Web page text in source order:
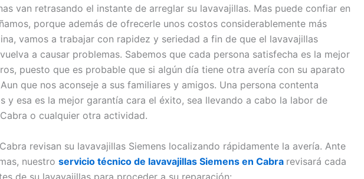
van retrasando el instante de arreglar su lavavajillas. Mas puede confiar en
porque además de ofrecerle unos costos considerablemente más
vamos a trabajar con rapidez y seriedad a fin de que el lavavajillas
a causar problemas. Sabemos que cada persona satisfecha es la mejor
puesto que es probable que si algún día tiene otra avería con su aparato
que nos aconseje a sus familiares y amigos. Una persona contenta
y esa es la mejor garantía cara el éxito, sea llevando a cabo la labor de
o cualquier otra actividad.
revisan su lavavajillas Siemens localizando rápidamente la avería. Ante
nuestro servicio técnico de lavavajillas Siemens en Cabra revisará cada
de su lavavajillas para proceder a su reparación: